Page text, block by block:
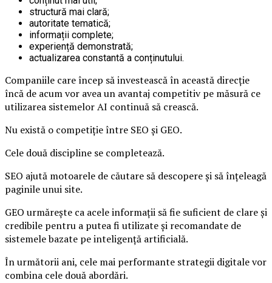
structură mai clară;
autoritate tematică;
informații complete;
experiență demonstrată;
actualizarea constantă a conținutului.
Companiile care încep să investească în această direcție
încă de acum vor avea un avantaj competitiv pe măsură ce
utilizarea sistemelor AI continuă să crească.
Nu există o competiție între SEO și GEO.
Cele două discipline se completează.
SEO ajută motoarele de căutare să descopere și să înțeleagă
paginile unui site.
GEO urmărește ca acele informații să fie suficient de clare și
credibile pentru a putea fi utilizate și recomandate de
sistemele bazate pe inteligență artificială.
În următorii ani, cele mai performante strategii digitale vor
combina cele două abordări.